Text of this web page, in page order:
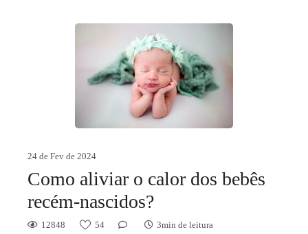
24 de Fev de 2024
Como aliviar o calor dos bebês
recém-nascidos?
12848 54 3min de leitura